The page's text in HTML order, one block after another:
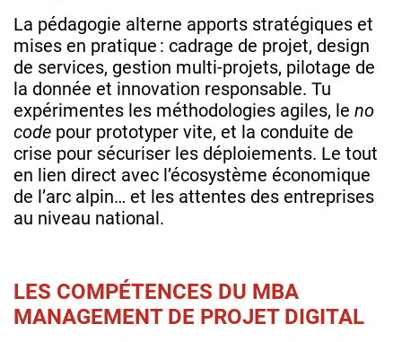
La pédagogie alterne apports stratégiques et
mises en pratique : cadrage de projet, design
de services, gestion multi‑projets, pilotage de
la donnée et innovation responsable. Tu
expérimentes les méthodologies agiles, le no
code pour prototyper vite, et la conduite de
crise pour sécuriser les déploiements. Le tout
en lien direct avec l’écosystème économique
de l’arc alpin… et les attentes des entreprises
au niveau national.
LES COMPÉTENCES DU MBA
MANAGEMENT DE PROJET DIGITAL